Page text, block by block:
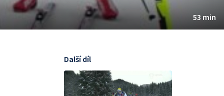
53 min
Další díl